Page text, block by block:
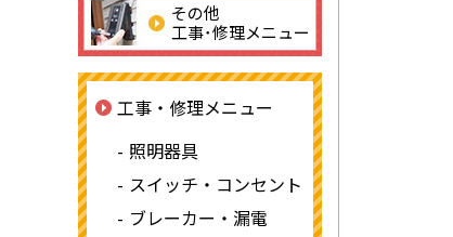
その他
工事･修理メニュー
工事・修理メニュー
照明器具
スイッチ・コンセント
ブレーカー・漏電